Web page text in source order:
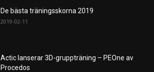
De bästa träningsskorna 2019
2019-02-11
Actic lanserar 3D-gruppträning – PEOne av
Procedos